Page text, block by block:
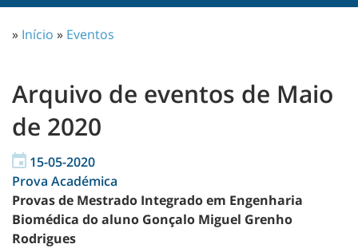
» Início » Eventos
Arquivo de eventos de Maio
de 2020
15-05-2020
Prova Académica
Provas de Mestrado Integrado em Engenharia
Biomédica do aluno Gonçalo Miguel Grenho
Rodrigues